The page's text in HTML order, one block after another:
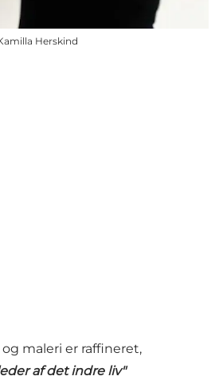
Herskind
maleri er raffineret,
af det indre liv"